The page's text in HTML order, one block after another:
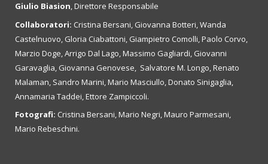
Giulio Biasion, Direttore Responsabile
Collaboratori: Cristina Bersani, Giovanna Botteri, Wanda
Castelnuovo, Gloria Ciabattoni, Giampietro Comolli, Paolo Corvo,
Marzio Doge, Arrigo Dal Lago, Massimo Gagliardi, Giovanni
Garavaglia, Giovanna Genovese, Salvatore M. Longo, Renato
Malaman, Sandro Marini, Mario Masciullo, Donato Sinigaglia,
Annamaria Taddei, Ettore Zampiccoli.
Fotografi: Cristina Bersani, Mario Negri, Mauro Parmesani,
Mario Rebeschini.